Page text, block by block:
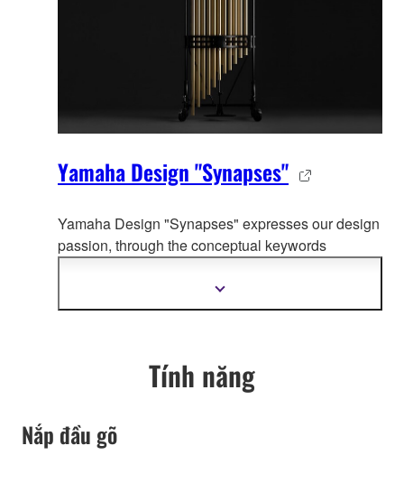
Yamaha Design "Synapses"
Yamaha Design "Synapses" expresses our design
passion, through the conceptual keywords
Hiển
Tính năng
Nắp đầu gõ